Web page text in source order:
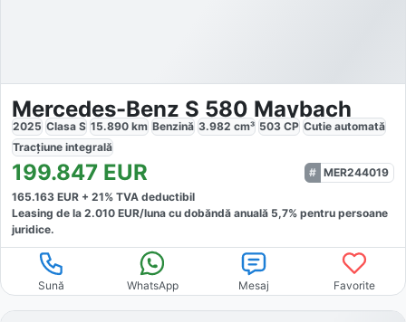
Mercedes-Benz S 580 Maybach
2025 Clasa S 15.890 km Benzină 3.982 cm³ 503 CP Cutie automată
Tracțiune integrală
199.847 EUR
MER244019
165.163 EUR + 21% TVA deductibil
Leasing de la 2.010 EUR/luna cu dobăndă anuală 5,7% pentru persoane
juridice.
Sună WhatsApp Mesaj Favorite